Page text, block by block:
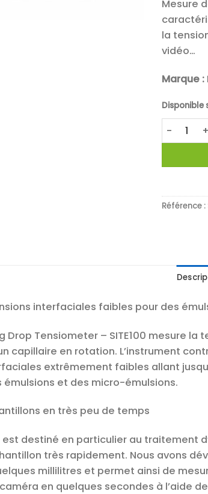
Mesure
la
vidéo…
Marque :
Disponible
quantité
Référence :
interfaciales faibles pour des
Drop Tensiometer – SITE100 mesure
capillaire en rotation. L’instrument
extrêmement faibles allant
émulsions et des micro-émulsions.
en très peu de temps
est destiné en particulier au traitement
très rapidement. Nous avons
millilitres et permet ainsi de
en quelques secondes à l’aide